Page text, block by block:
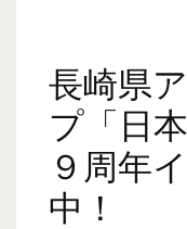
長崎県
プ「日
９周年
中！